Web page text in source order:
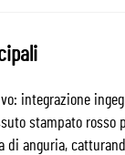
integrazione
stampato rosso
di anguria,